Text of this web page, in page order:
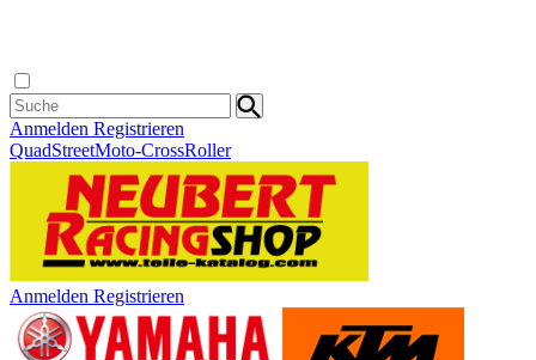
Anmelden Registrieren
QuadStreetMoto-CrossRoller
Anmelden Registrieren